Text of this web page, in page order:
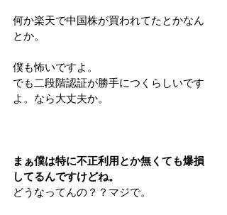
何か楽天で中国株が買われてたとかなん
とか。
僕も怖いですよ。
でも二段階認証が勝手につくらしいです
よ。なら大丈夫か。
まぁ僕は特に不正利用とか無くても爆損
してるんですけどね。
どうなってんの？？マジで。